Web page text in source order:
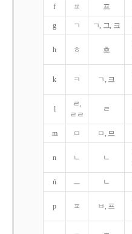
f ㅍ 프
g ㄱ ㄱ, 그, 크
h ㅎ 흐
k ㅋ ㄱ, 크
l
ㄹ,
ㄹㄹ
ㄹ
m ㅁ ㅁ, 므
n ㄴ ㄴ
ń ㅡ ㄴ
p ㅍ ㅂ, 프